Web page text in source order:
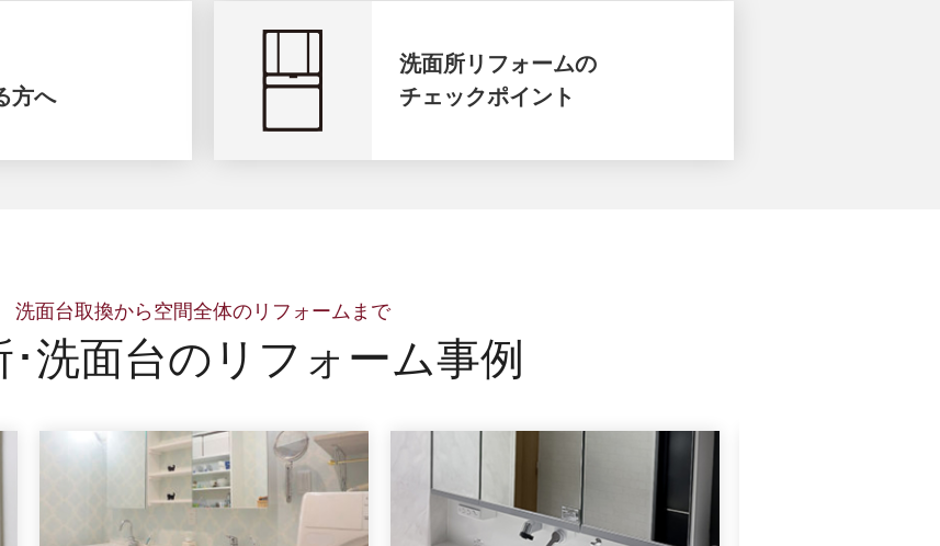
方へ
洗面所リフォームの
チェックポイント
洗面台取換から空間全体のリフォームまで
･洗面台の リフォーム事例